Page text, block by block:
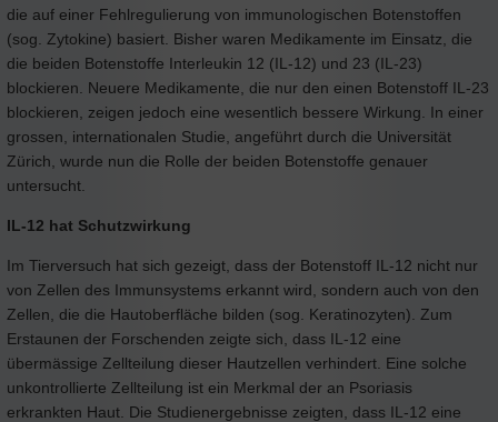
die auf einer Fehlregulierung von immunologischen Botenstoffen
(sog. Zytokine) basiert. Bisher waren Medikamente im Einsatz, die
die beiden Botenstoffe Interleukin 12 (IL-12) und 23 (IL-23)
blockieren. Neuere Medikamente, die nur den einen Botenstoff IL-23
blockieren, zeigen jedoch eine wesentlich bessere Wirkung. In einer
grossen, internationalen Studie, angeführt durch die Universität
Zürich, wurde nun die Rolle der beiden Botenstoffe genauer
untersucht.
IL-12 hat Schutzwirkung
Im Tierversuch hat sich gezeigt, dass der Botenstoff IL-12 nicht nur
von Zellen des Immunsystems erkannt wird, sondern auch von den
Zellen, die die Hautoberfläche bilden (sog. Keratinozyten). Zum
Erstaunen der Forschenden zeigte sich, dass IL-12 eine
übermässige Zellteilung dieser Hautzellen verhindert. Eine solche
unkontrollierte Zellteilung ist ein Merkmal der an Psoriasis
erkrankten Haut. Die Studienergebnisse zeigten, dass IL-12 eine